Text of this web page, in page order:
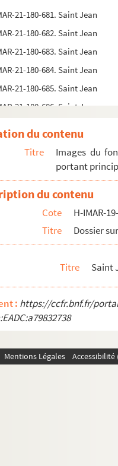
21-180-681. Saint Jean
21-180-682. Saint Jean
21-180-683. Saint Jean
21-180-684. Saint Jean
21-180-685. Saint Jean
21-180-686. Saint Jean
21-181-689. Saint Jean,
21-181-690. Saint Jean,
21-181-691. Saint Jean,
21-181-692. Saint Jean,
21-181-693. Saint Jean,
21-181-694. Saint Jean,
21-181-695. Saint Jean,
21-181-696. Saint Jean,
21-181-697. Saint Jean,
21-182-698. Saint Jean
21-182-699. Saint Jean
21-182-700. Saint Jean
21-182-701. Saint Jean
du contenu
Titre
Images du
portant
du contenu
Cote
H-IMAR-
Titre
Dossier
Titre Saint
: https://ccfr.bnf.fr/
Mentions Légales